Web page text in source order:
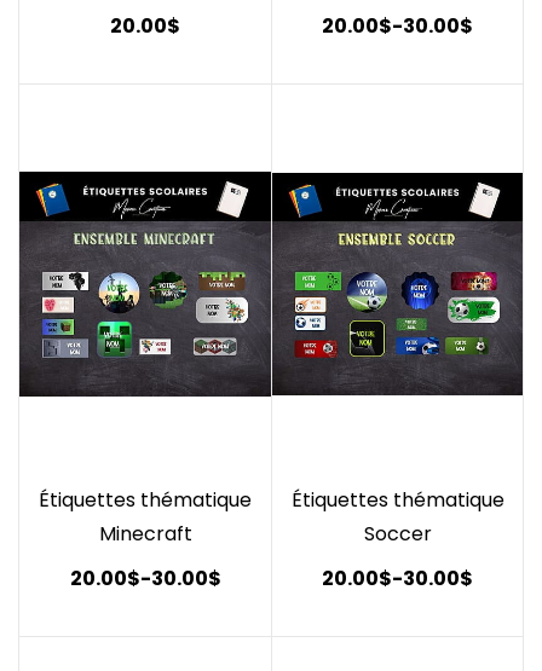
20.00$
20.00$-30.00$
Étiquettes thématique
Minecraft
20.00$-30.00$
Étiquettes thématique
Soccer
20.00$-30.00$